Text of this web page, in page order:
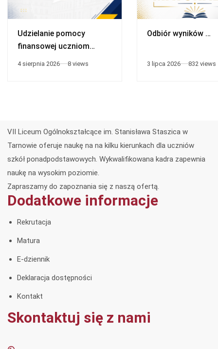
Udzielanie pomocy
finansowej uczniom
4 sierpnia 2026 8 views
Odbiór wyników …
3 lipca 2026 832 views
VII Liceum Ogólnokształcące im. Stanisława Staszica w
Tarnowie oferuje naukę na na kilku kierunkach dla uczniów
szkół ponadpodstawowych. Wykwalifikowana kadra zapewnia
naukę na wysokim poziomie.
Zapraszamy do zapoznania się z naszą ofertą.
Dodatkowe informacje
Rekrutacja
Matura
E-dziennik
Deklaracja dostępności
Kontakt
Skontaktuj się z nami